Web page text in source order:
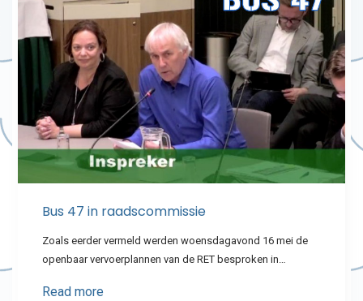
Bus 47 in raadscommissie
Zoals eerder vermeld werden woensdagavond 16 mei de
openbaar vervoerplannen van de RET besproken in…
Read more